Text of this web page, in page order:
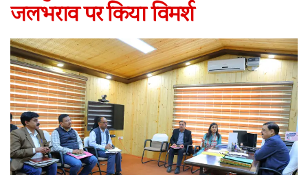
जलभराव पर किया विमर्श